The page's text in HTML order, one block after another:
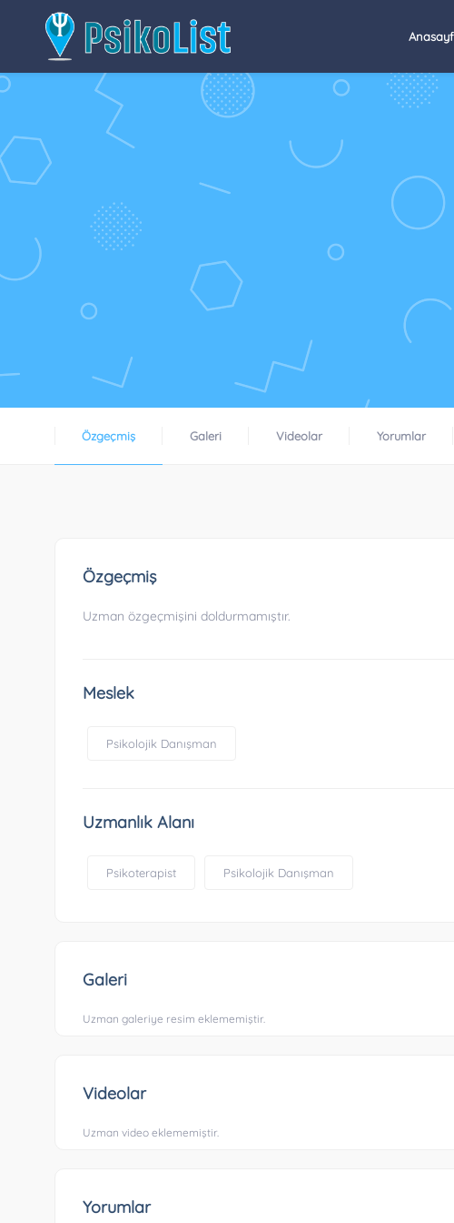
Özgeçmiş Galeri Videolar Yorumlar
Özgeçmiş
Uzman özgeçmişini doldurmamıştır.
Meslek
Psikolojik Danışman
Uzmanlık Alanı
Psikoterapist Psikolojik Danışman
Galeri
Uzman galeriye resim eklememiştir.
Videolar
Uzman video eklememiştir.
Yorumlar